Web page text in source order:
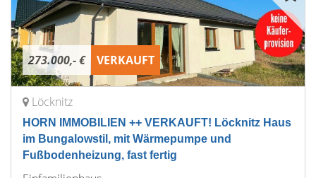
273.000,- € VERKAUFT
Löcknitz
HORN IMMOBILIEN ++ VERKAUFT! Löcknitz Haus
im Bungalowstil, mit Wärmepumpe und
Fußbodenheizung, fast fertig